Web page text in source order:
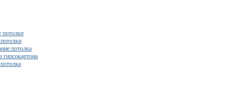
потолки
потолка
гипсокартона